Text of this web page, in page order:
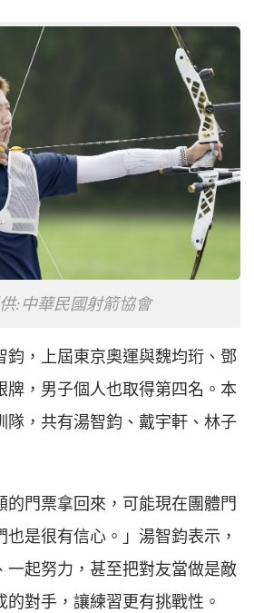
:中華民國射箭協會
鈞，上屆東京奧運與魏均珩、鄧
牌，男子個人也取得第四名。本
隊，共有湯智鈞、戴宇軒、林子
的門票拿回來，可能現在團體門
是很有信心。」湯智鈞表示，
一起努力，甚至把對友當做是敵
的對手，讓練習更有挑戰性。